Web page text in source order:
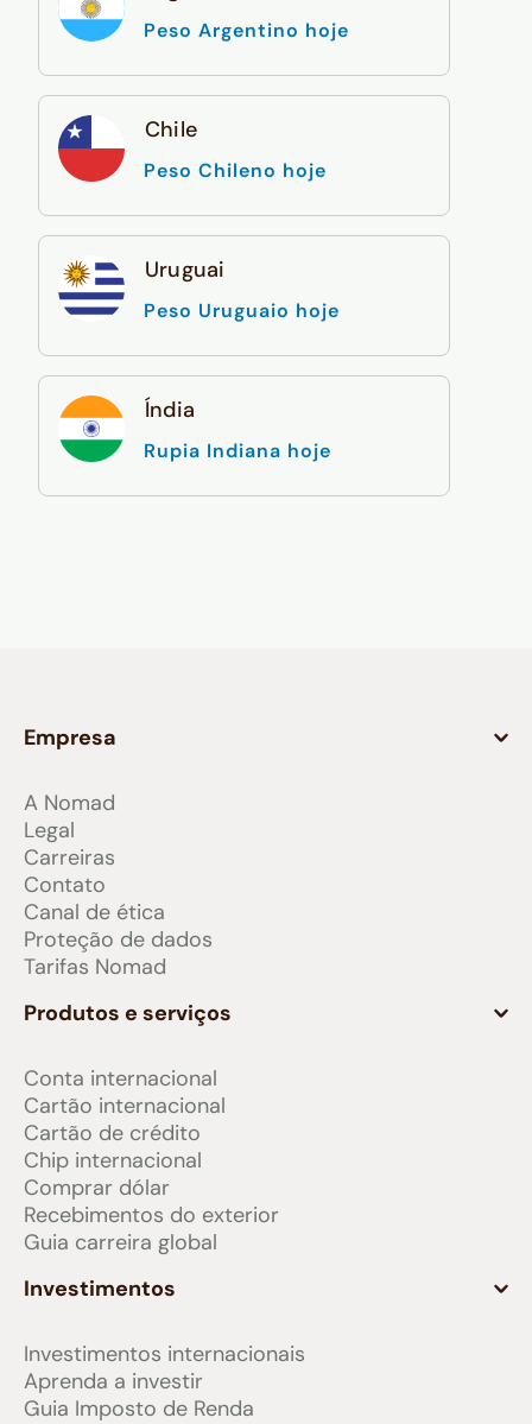
Peso Argentino hoje
Chile
Peso Chileno hoje
Uruguai
Peso Uruguaio hoje
Índia
Rupia Indiana hoje
Empresa
A Nomad
Legal
Carreiras
Contato
Canal de ética
Proteção de dados
Tarifas Nomad
Produtos e serviços
Conta internacional
Cartão internacional
Cartão de crédito
Chip internacional
Comprar dólar
Recebimentos do exterior
Guia carreira global
Investimentos
Investimentos internacionais
Aprenda a investir
Guia Imposto de Renda